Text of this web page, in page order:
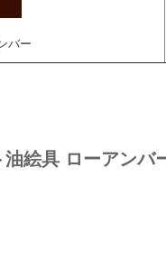
バー
絵具 ローアンバ